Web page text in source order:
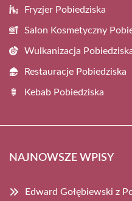
Fryzjer Pobiedziska
Salon Kosmetyczny
Wulkanizacja
Restauracje Pobiedziska
Kebab Pobiedziska
NAJNOWSZE WPISY
Edward Gołębiewski z